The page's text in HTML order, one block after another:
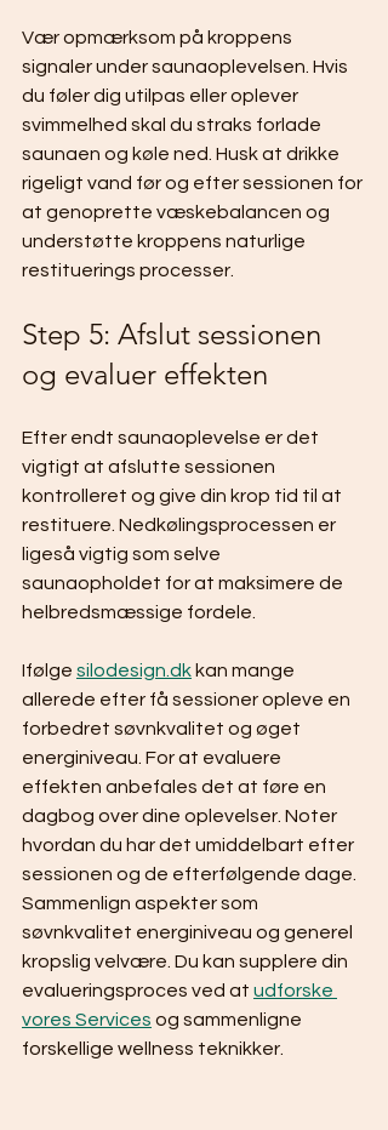
Vær opmærksom på kroppens
signaler under saunaoplevelsen. Hvis
du føler dig utilpas eller oplever
svimmelhed skal du straks forlade
saunaen og køle ned. Husk at drikke
rigeligt vand før og efter sessionen for
at genoprette væskebalancen og
understøtte kroppens naturlige
restituerings processer.
Step 5: Afslut sessionen
og evaluer effekten
Efter endt saunaoplevelse er det
vigtigt at afslutte sessionen
kontrolleret og give din krop tid til at
restituere. Nedkølingsprocessen er
ligeså vigtig som selve
saunaopholdet for at maksimere de
helbredsmæssige fordele.
Ifølge silodesign.dk kan mange
allerede efter få sessioner opleve en
forbedret søvnkvalitet og øget
energiniveau. For at evaluere
effekten anbefales det at føre en
dagbog over dine oplevelser. Noter
hvordan du har det umiddelbart efter
sessionen og de efterfølgende dage.
Sammenlign aspekter som
søvnkvalitet energiniveau og generel
kropslig velvære. Du kan supplere din
evalueringsproces ved at udforske
vores Services og sammenligne
forskellige wellness teknikker.